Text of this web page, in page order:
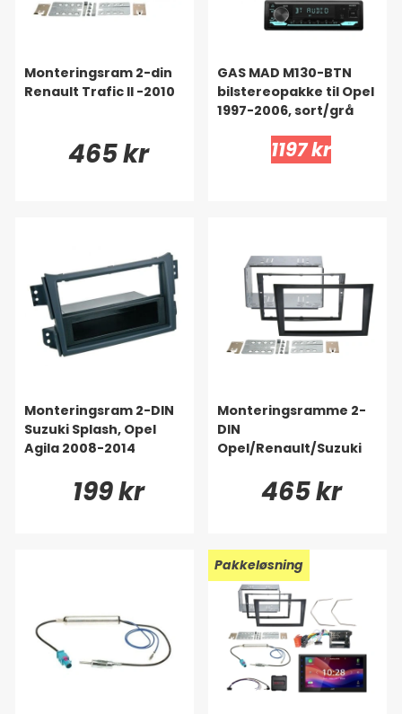
Monteringsram 2-din
Renault Trafic II -2010
465 kr
GAS MAD M130-BTN
bilstereopakke til Opel
1997-2006, sort/grå
1197 kr
Monteringsram 2-DIN
Suzuki Splash, Opel
Agila 2008-2014
199 kr
Monteringsramme 2-
DIN
Opel/Renault/Suzuki
465 kr
Pakkeløsning